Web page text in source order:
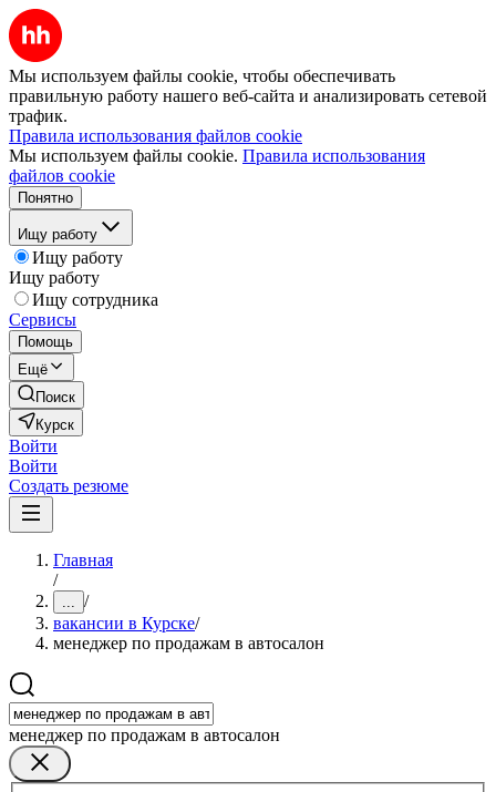
Мы используем файлы cookie, чтобы обеспечивать
правильную работу нашего веб-сайта и анализировать сетевой
трафик.
Правила использования файлов cookie
Мы используем файлы cookie. Правила использования
файлов cookie
Понятно
Ищу работу
Ищу работу
Ищу работу
Ищу сотрудника
Сервисы
Помощь
Ещё
Поиск
Курск
Войти
Войти
Создать резюме
Главная
/
... /
вакансии в Курске/
менеджер по продажам в автосалон
менеджер по продажам в автосалон